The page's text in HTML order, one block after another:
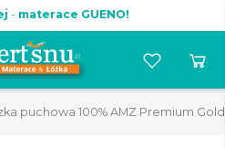
- materace GUENO!
puchowa 100% AMZ Premium Gold